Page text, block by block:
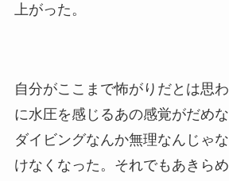
上がった。
自分がここまで怖がりだとは思
に水圧を感じるあの感覚がだめ
ダイビングなんか無理なんじゃ
けなくなった。それでもあきら